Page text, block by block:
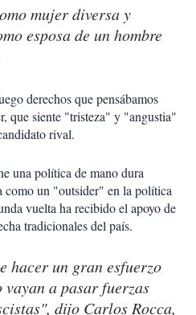
mujer diversa y
esposa de un hombre
derechos que pensábamos
que siente "tristeza" y "angustia"
rival.
una política de mano dura
como un "outsider" en la política
vuelta ha recibido el apoyo de
tradicionales del país.
hacer un gran esfuerzo
vayan a pasar fuerzas
dijo Carlos Rocca,